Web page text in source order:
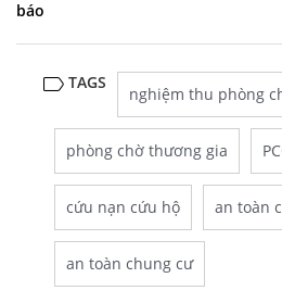
báo
TAGS
nghiệm thu phòng
phòng chờ thương gia
cứu nạn cứu hộ an toàn
an toàn chung cư